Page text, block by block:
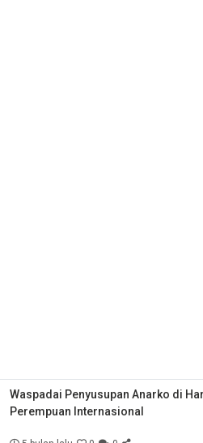
Waspadai Penyusupan Anarko di
Perempuan Internasional